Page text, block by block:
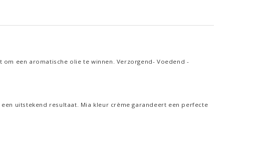
om een aromatische olie te winnen. Verzorgend- Voedend -
uitstekend resultaat. Mia kleur crème garandeert een perfecte